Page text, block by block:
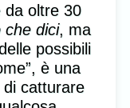
da oltre 30
che dici, ma
possibili
è una
catturare